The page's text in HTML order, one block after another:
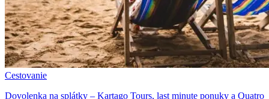
Cestovanie
Dovolenka na splátky – Kartago Tours, last minute ponuky a Quatro